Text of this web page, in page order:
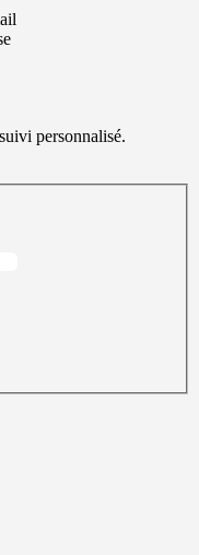
personnalisé.